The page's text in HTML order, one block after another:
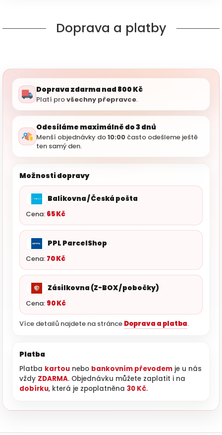
Doprava a platby
Doprava zdarma nad 800 Kč
Platí provšechny přepravce.
Odesíláme maximálně do 3 dnů
Menší objednávky do10:00 často odešleme ještě
ten samý den.
Možnosti dopravy
Balíkovna / Česká pošta
Cena: 65 Kč
PPL ParcelShop
Cena: 70 Kč
Zásilkovna (Z-BOX / pobočky)
Cena: 90 Kč
Více detailů najdete na stránce Doprava a platba.
Platba
Platba kartou nebo bankovním převodem je u nás
vždy ZDARMA. Objednávku můžete zaplatit i na
dobírku, která je zpoplatněna 30 Kč.